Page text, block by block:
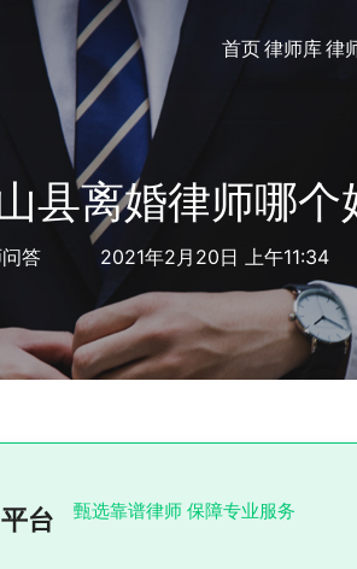
首页律师库律
县离婚律师哪个
答 2021年2月20日 上午11:34
台 甄选靠谱律师 保障专业服务